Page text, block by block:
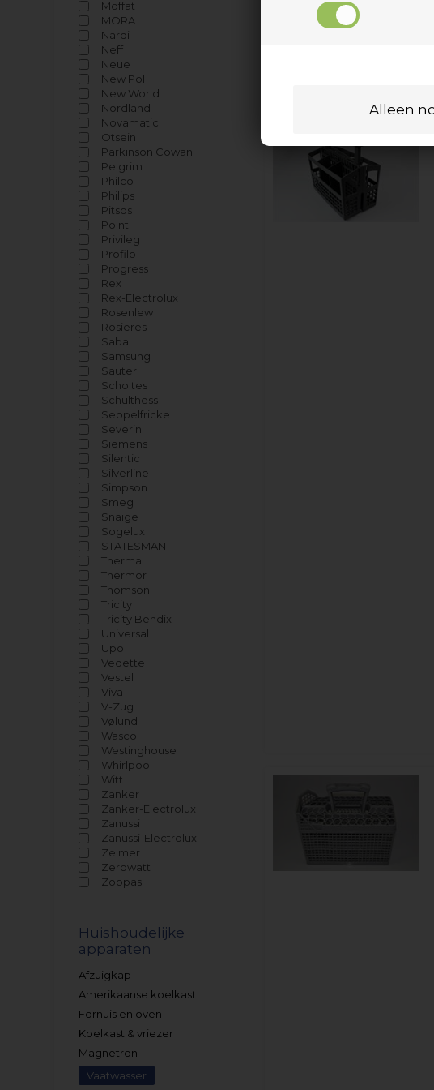
Moffat
MORA
Nardi
Neff
Neue
New Pol
New World
Nordland
Novamatic
Otsein
Parkinson Cowan
Pelgrim
Philco
Philips
Pitsos
Point
Privileg
Profilo
Progress
Rex
Rex-Electrolux
Rosenlew
Rosieres
Saba
Samsung
Sauter
Scholtes
Schulthess
Seppelfricke
Severin
Siemens
Silentic
Silverline
Simpson
Smeg
Snaige
Sogelux
STATESMAN
Therma
Thermor
Thomson
Tricity
Tricity Bendix
Universal
Upo
Vedette
Vestel
Viva
V-Zug
Vølund
Wasco
Westinghouse
Whirlpool
Witt
Zanker
Zanker-Electrolux
Zanussi
Zanussi-Electrolux
Zelmer
Zerowatt
Zoppas
Huishoudelijke
apparaten
Afzuigkap
Amerikaanse koelkast
Fornuis en oven
Koelkast & vriezer
Magnetron
Vaatwasser